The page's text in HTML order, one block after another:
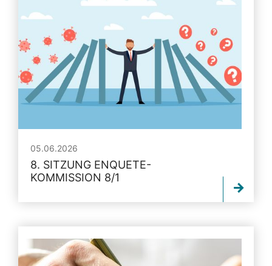
05.06.2026
8. SITZUNG ENQUETE-
KOMMISSION 8/1